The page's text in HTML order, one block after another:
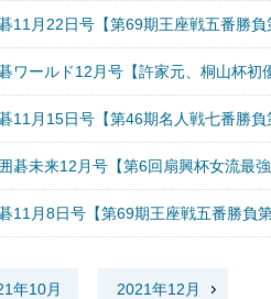
11月22日号【第69期王座戦五番勝負
ワールド12月号【許家元、桐山杯初
11月15日号【第46期名人戦七番勝負
碁未来12月号【第6回扇興杯女流最強
11月8日号【第69期王座戦五番勝負
年10月 2021年12月